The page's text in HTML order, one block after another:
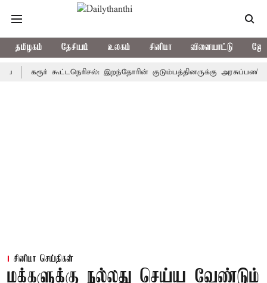
தமிழகம் தேசியம் உலகம் சினிமா விளையாட்டு
கரூர் கூட்டநெரிசல்: இறந்தோரின் குடும்பத்தினருக்கு அரசுப்பணி
சினிமா செய்திகள்
மக்களுக்கு நல்லது செய்ய வேண்டும்